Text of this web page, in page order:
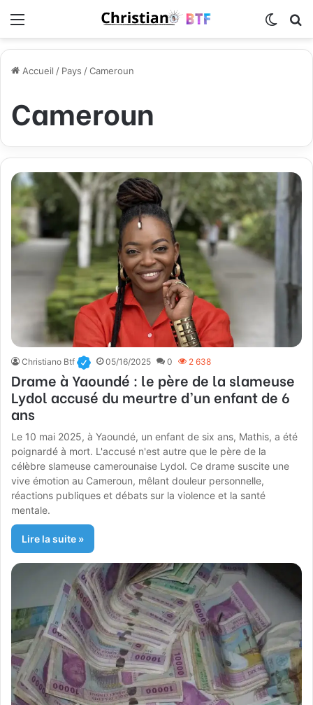
Accueil / Pays /Cameroun
Cameroun
Christiano Btf 05/16/2025 0 2 638
Drame à Yaoundé : le père de la slameuse
Lydol accusé du meurtre d’un enfant de 6
ans
Le 10 mai 2025, à Yaoundé, un enfant de six ans, Mathis, a été
poignardé à mort. L'accusé n'est autre que le père de la
célèbre slameuse camerounaise Lydol. Ce drame suscite une
vive émotion au Cameroun, mêlant douleur personnelle,
réactions publiques et débats sur la violence et la santé
mentale.
Lire la suite »